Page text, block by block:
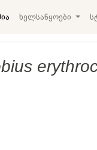
ხელსაწყოები